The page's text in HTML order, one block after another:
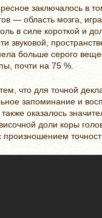
заключалось в
— область мозга,
в силе короткой и
звуковой,
больше серого
почти на 75 %.
что для точной
запоминание и
оказалось
доли коры
произношением